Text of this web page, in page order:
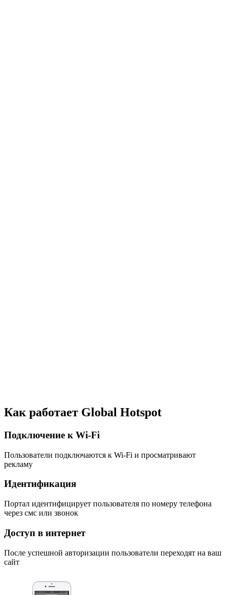
Как работает Global Hotspot
Подключение к Wi-Fi
Пользователи подключаются к Wi-Fi и просматривают
рекламу
Идентификация
Портал идентифицирует пользователя по номеру телефона
через смс или звонок
Доступ в интернет
После успешной авторизации пользователи переходят на ваш
сайт